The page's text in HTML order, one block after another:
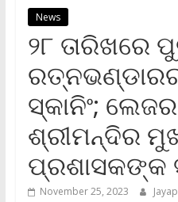
News
୨୮ ତାରିଖରେ
ସ୍କାନିଂ;
ଶ୍ରୀମନ୍ଦିର
ପ୍ରଶାସକଙ୍କ
November 25, 2023